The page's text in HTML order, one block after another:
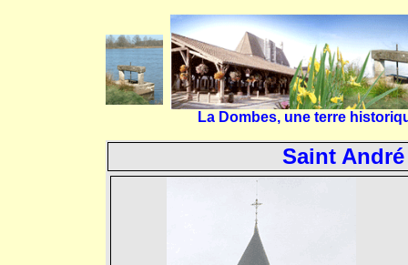
La Dombes, une terre
Saint